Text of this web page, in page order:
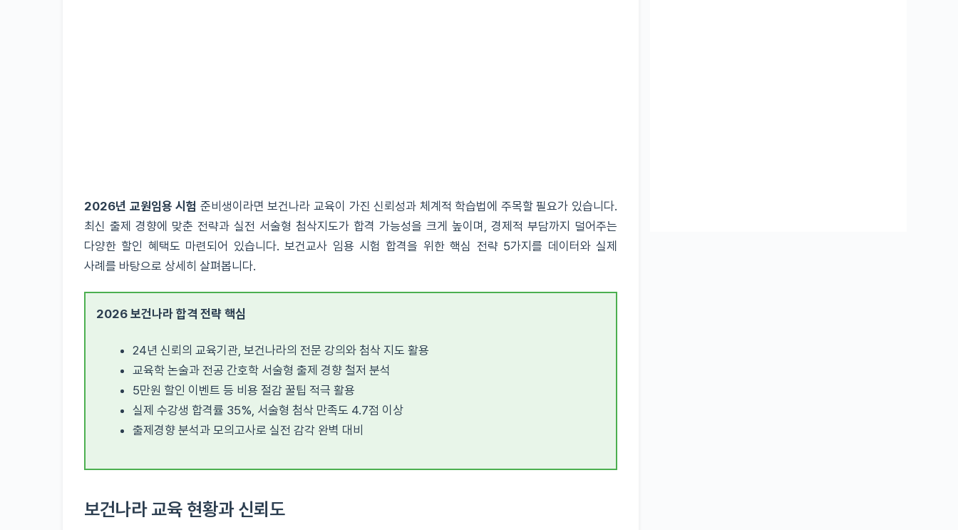
2026년 교원임용 시험 준비생이라면 보건나라 교육이 가진 신뢰성과 체계적 학습법에 주목할 필요가 있습니다.
최신 출제 경향에 맞춘 전략과 실전 서술형 첨삭지도가 합격 가능성을 크게 높이며, 경제적 부담까지 덜어주는
다양한 할인 혜택도 마련되어 있습니다. 보건교사 임용 시험 합격을 위한 핵심 전략 5가지를 데이터와 실제
사례를 바탕으로 상세히 살펴봅니다.
2026 보건나라 합격 전략 핵심
24년 신뢰의 교육기관, 보건나라의 전문 강의와 첨삭 지도 활용
교육학 논술과 전공 간호학 서술형 출제 경향 철저 분석
5만원 할인 이벤트 등 비용 절감 꿀팁 적극 활용
실제 수강생 합격률 35%, 서술형 첨삭 만족도 4.7점 이상
출제경향 분석과 모의고사로 실전 감각 완벽 대비
보건나라 교육 현황과 신뢰도